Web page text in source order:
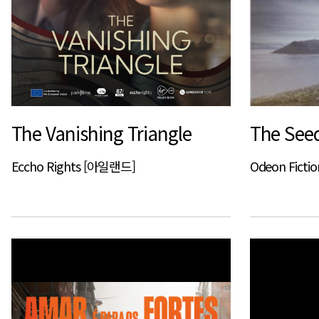
The Vanishing Triangle
Eccho Rights [아일랜드]
The
Odeon